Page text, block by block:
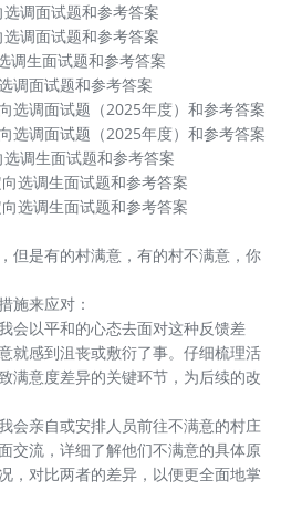
调面试题和参考答案
调面试题和参考答案
调生面试题和参考答案
调面试题和参考答案
选调面试题（2025年度）和参考答案
选调面试题（2025年度）和参考答案
调生面试题和参考答案
选调生面试题和参考答案
选调生面试题和参考答案
但是有的村满意，有的村不满意，你
施来应对：
会以平和的心态去面对这种反馈差
就感到沮丧或敷衍了事。仔细梳理活
满意度差异的关键环节，为后续的改
会亲自或安排人员前往不满意的村庄
交流，详细了解他们不满意的具体原
，对比两者的差异，以便更全面地掌